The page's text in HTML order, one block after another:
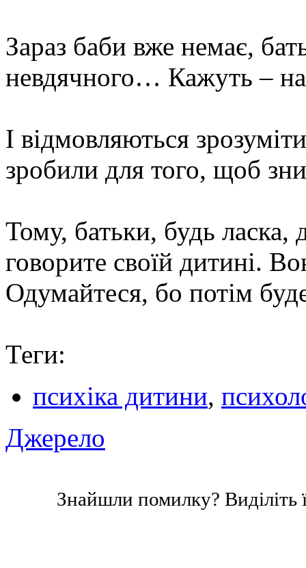
Зараз баби вже немає,
невдячного… Кажуть –
І відмовляються
зробили для того, щоб
Тому, батьки, будь
говорите своїй дитині.
Одумайтеся, бо потім
Теги:
психіка дитини,
Джерело
Знайшли помилку? Виділіть